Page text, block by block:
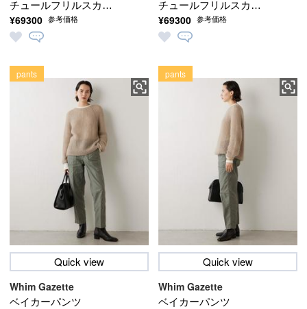
チュールフリルスカー
ト
¥69300 参考価格
チュールフリルスカー
ト
¥69300 参考価格
Quick view
ベイカーパンツ
Whim Gazette
pants
Quick view
ベイカーパンツ
Whim Gazette
pants